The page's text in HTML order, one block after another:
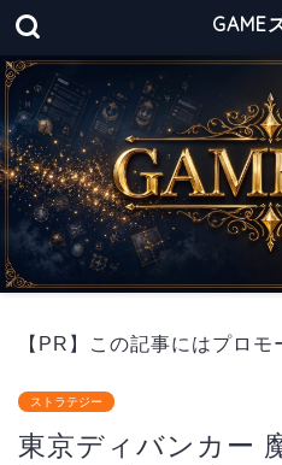
GAME
【PR】この記事にはプロ
ストラテジー
東京ディバンカー